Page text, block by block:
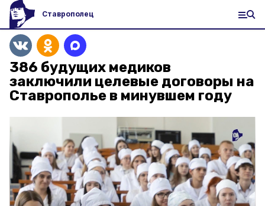
Ставрополец
386 будущих медиков
заключили целевые договоры на
Ставрополье в минувшем году